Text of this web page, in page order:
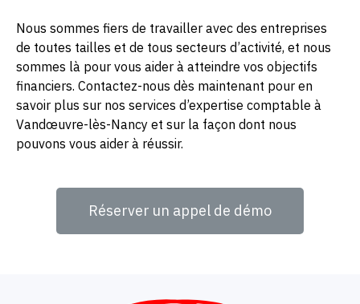
Nous sommes fiers de travailler avec des entreprises
de toutes tailles et de tous secteurs d’activité, et nous
sommes là pour vous aider à atteindre vos objectifs
financiers. Contactez-nous dès maintenant pour en
savoir plus sur nos services d’expertise comptable à
Vandœuvre-lès-Nancy et sur la façon dont nous
pouvons vous aider à réussir.
Réserver un appel de démo